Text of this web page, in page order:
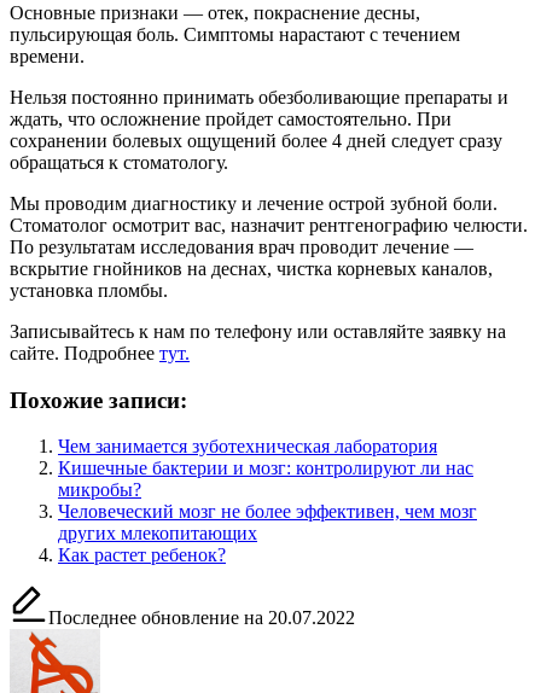
Основные признаки — отек, покраснение десны,
пульсирующая боль. Симптомы нарастают с течением
времени.
Нельзя постоянно принимать обезболивающие препараты и
ждать, что осложнение пройдет самостоятельно. При
сохранении болевых ощущений более 4 дней следует сразу
обращаться к стоматологу.
Мы проводим диагностику и лечение острой зубной боли.
Стоматолог осмотрит вас, назначит рентгенографию челюсти.
По результатам исследования врач проводит лечение —
вскрытие гнойников на деснах, чистка корневых каналов,
установка пломбы.
Записывайтесь к нам по телефону или оставляйте заявку на
сайте. Подробнее тут.
Похожие записи:
Чем занимается зуботехническая лаборатория
Кишечные бактерии и мозг: контролируют ли нас
микробы?
Человеческий мозг не более эффективен, чем мозг
других млекопитающих
Как растет ребенок?
Последнее обновление на 20.07.2022